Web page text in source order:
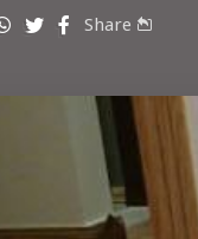
Share